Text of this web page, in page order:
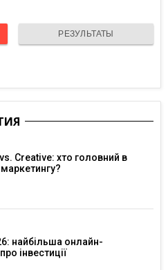
РЕЗУЛЬТАТЫ
Creative: хто головний в
найбільша онлайн-
інвестиції